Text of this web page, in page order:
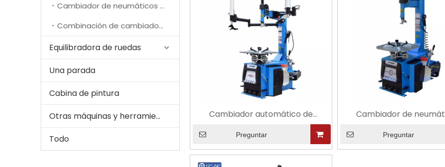
Cambiador de neumáticos para camiones
Combinación de cambiador y equilibrador de neumáticos
Equilibradora de ruedas
Una parada
Cabina de pintura
Otras máquinas y herramientas para automóviles
Todo
Cambiador automático de
automático
Preguntar
Cambiador de
Preguntar